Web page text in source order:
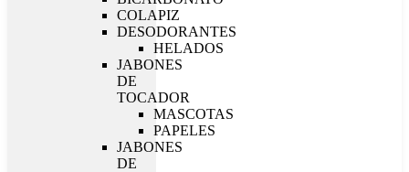
COLAPIZ
DESODORANTES
HELADOS
JABONES
DE
TOCADOR
MASCOTAS
PAPELES
JABONES
DE